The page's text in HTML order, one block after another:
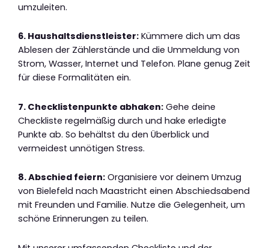
umzuleiten.
6. Haushaltsdienstleister: Kümmere dich um das
Ablesen der Zählerstände und die Ummeldung von
Strom, Wasser, Internet und Telefon. Plane genug Zeit
für diese Formalitäten ein.
7. Checklistenpunkte abhaken: Gehe deine
Checkliste regelmäßig durch und hake erledigte
Punkte ab. So behältst du den Überblick und
vermeidest unnötigen Stress.
8. Abschied feiern: Organisiere vor deinem Umzug
von Bielefeld nach Maastricht einen Abschiedsabend
mit Freunden und Familie. Nutze die Gelegenheit, um
schöne Erinnerungen zu teilen.